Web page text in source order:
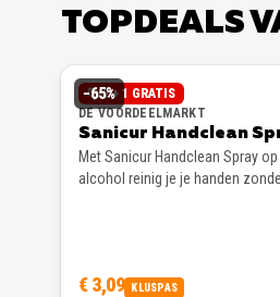
TOPDEALS
−65%
2 + 1 GRATIS
DE VOORDEELMARKT
Sanicur Handclean
Met Sanicur Handclean Spray
alcohol reinig je je handen
€ 3,09 KLUSPAS